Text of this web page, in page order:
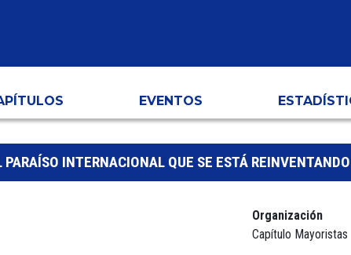
EVENTOS
INTERNACIONAL QUE SE ESTÁ REINVENTANDO
Organización
Capítulo Mayoristas